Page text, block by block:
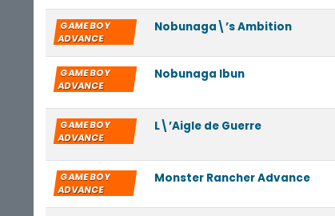
GAME BOY
ADVANCE
Nobunaga\’s Ambition
GAME BOY
ADVANCE
Nobunaga Ibun
GAME BOY
ADVANCE
L\’Aigle de Guerre
GAME BOY
ADVANCE
Monster Rancher Advance